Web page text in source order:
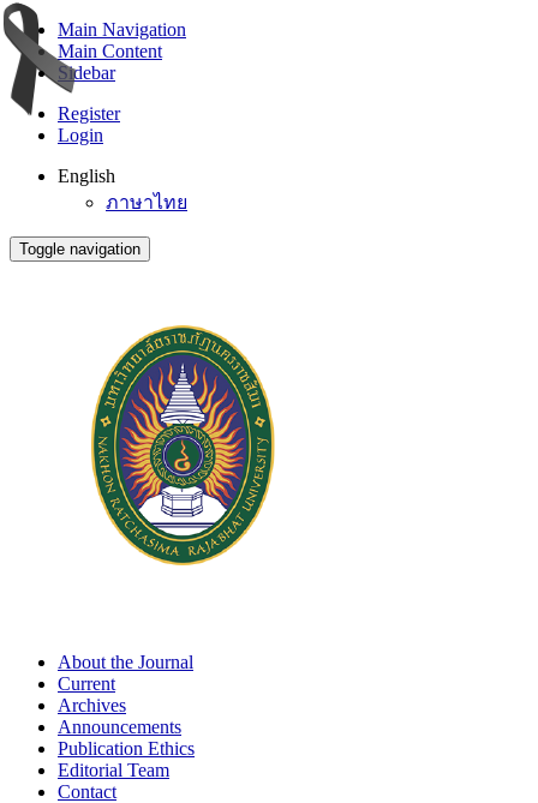
Main Navigation
Main Content
Sidebar
Register
Login
English
ภาษาไทย
Toggle navigation
About the Journal
Current
Archives
Announcements
Publication Ethics
Editorial Team
Contact